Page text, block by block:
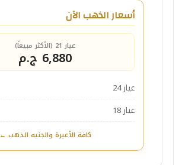
أسعار الذهب الآن
عيار 21 (الأكثر مبيعاً)
6,880 ج.م
عيار 24
عيار 18
كافة الأعيرة والجنيه الذهب ←